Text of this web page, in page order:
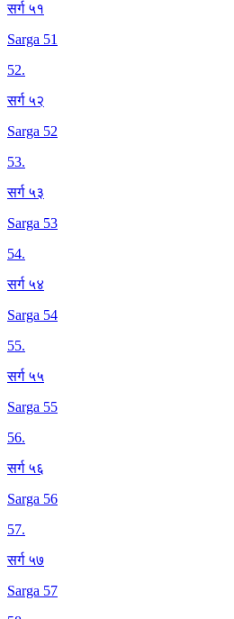
सर्ग ५१
Sarga 51
52.
सर्ग ५२
Sarga 52
53.
सर्ग ५३
Sarga 53
54.
सर्ग ५४
Sarga 54
55.
सर्ग ५५
Sarga 55
56.
सर्ग ५६
Sarga 56
57.
सर्ग ५७
Sarga 57